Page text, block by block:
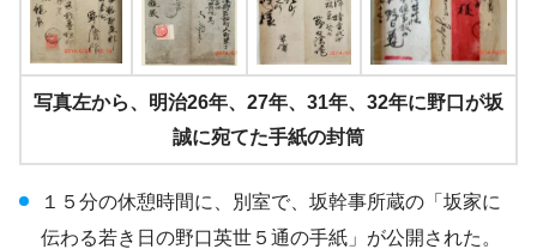
写真左から、明治26年、27年、31年、32年に野口が坂
誠に宛てた手紙の封筒
１５分の休憩時間に、別室で、坂幹事所蔵の「坂家に
伝わる若き日の野口英世５通の手紙」が公開された。